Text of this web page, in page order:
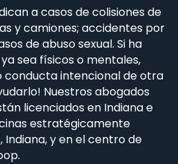
acasos de colisiones de
y camiones; accidentes por
de abuso sexual. Si ha
sea físicos o mentales,
conducta intencional de otra
Nuestros abogados
licenciados en Indiana e
estratégicamente
Indiana, y en el centro de